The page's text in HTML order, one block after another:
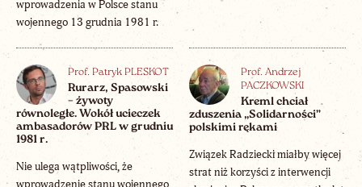
wprowadzenia w Polsce stanu
wojennego 13 grudnia 1981 r.
Prof. Patryk PLESKOT
Rurarz, Spasowski
– żywoty
równoległe. Wokół ucieczek
ambasadorów PRL w grudniu
1981 r.
Nie ulega wątpliwości, że
wprowadzenie stanu wojennego
Prof. Andrzej
PACZKOWSKI
Kreml chciał
zduszenia „Solidarności”
polskimi rękami
Związek Radziecki miałby więcej
strat niż korzyści z interwencji